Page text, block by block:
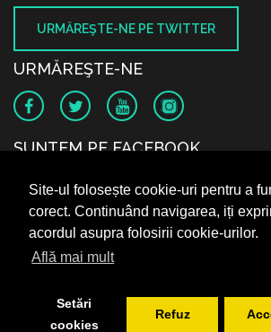
Site-ul folosește cookie-uri pentru a
corect. Continuând navigarea, iți
acordul asupra folosirii cookie-urilor.
Află mai mult
Setări
cookies
Refuz
URMĂREŞTE-NE PE TWITTER
URMĂREŞTE-NE
SUNTEM PE FACEBOOK